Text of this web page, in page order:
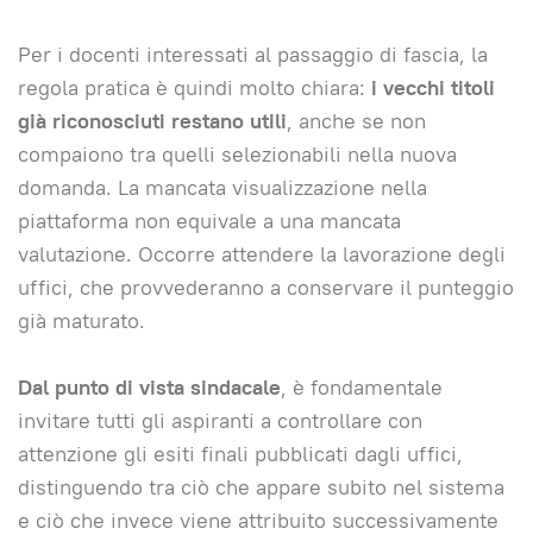
Per i docenti interessati al passaggio di fascia, la
regola pratica è quindi molto chiara: i vecchi titoli
già riconosciuti restano utili, anche se non
compaiono tra quelli selezionabili nella nuova
domanda. La mancata visualizzazione nella
piattaforma non equivale a una mancata
valutazione. Occorre attendere la lavorazione degli
uffici, che provvederanno a conservare il punteggio
già maturato.
Dal punto di vista sindacale, è fondamentale
invitare tutti gli aspiranti a controllare con
attenzione gli esiti finali pubblicati dagli uffici,
distinguendo tra ciò che appare subito nel sistema
e ciò che invece viene attribuito successivamente